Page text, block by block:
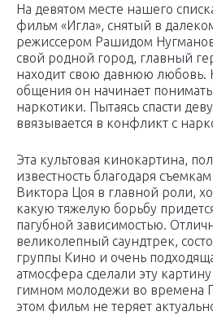
На девятом месте нашего
фильм «Игла», снятый в
режиссером Рашидом
свой родной город, главный
находит свою давнюю любовь.
общения он начинает
наркотики. Пытаясь спасти
ввязывается в конфликт с
Эта культовая кинокартина,
известность благодаря
Виктора Цоя в главной роли,
какую тяжелую борьбу
пагубной зависимостью.
великолепный саундтрек,
группы Кино и очень
атмосфера сделали эту
гимном молодежи во времена
этом фильм не теряет